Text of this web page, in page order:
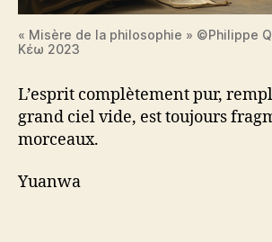
« Misère de la philosophie » ©Philippe
Κέω 2023
L’esprit complètement pur,
grand ciel vide, est toujours
morceaux.
Yuanwa